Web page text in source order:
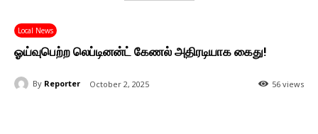
Local News
ஓய்வுபெற்ற லெப்டினன்ட் கேணல் அதிரடியாக கைது!
56 views
By Reporter October 2, 2025